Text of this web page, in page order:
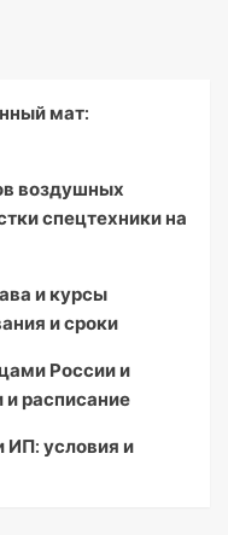
мат:
воздушных
спецтехники на
и курсы
и сроки
России и
расписание
ИП: условия и